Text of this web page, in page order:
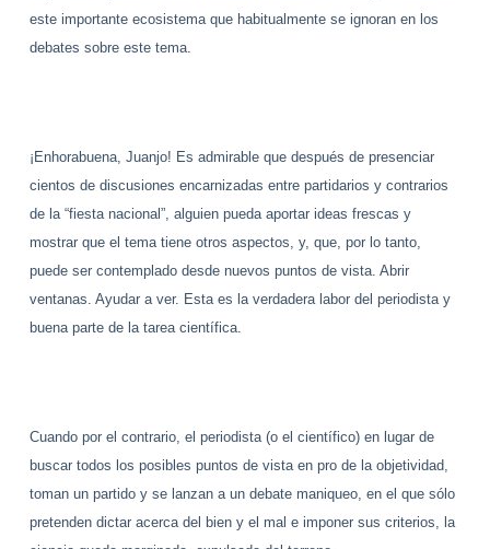
este importante ecosistema que habitualmente se ignoran en los
debates sobre este tema.
¡Enhorabuena, Juanjo! Es admirable que después de presenciar
cientos de discusiones encarnizadas entre partidarios y contrarios
de la “fiesta nacional”, alguien pueda aportar ideas frescas y
mostrar que el tema tiene otros aspectos, y, que, por lo tanto,
puede ser contemplado desde nuevos puntos de vista. Abrir
ventanas. Ayudar a ver. Esta es la verdadera labor del periodista y
buena parte de la tarea científica.
Cuando por el contrario, el periodista (o el científico) en lugar de
buscar todos los posibles puntos de vista en pro de la objetividad,
toman un partido y se lanzan a un debate maniqueo, en el que sólo
pretenden dictar acerca del bien y el mal e imponer sus criterios, la